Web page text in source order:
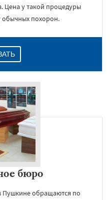
Цена у такой процедуры
обычных похорон.
бюро
обращаются по